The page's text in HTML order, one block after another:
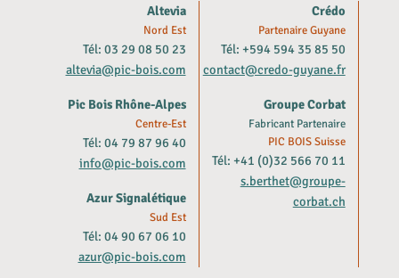
Altevia
Nord Est
Tél: 03 29 08 50 23
altevia@pic-bois.com
Pic Bois Rhône-Alpes
Centre-Est
Tél: 04 79 87 96 40
info@pic-bois.com
Azur Signalétique
Sud Est
Tél: 04 90 67 06 10
azur@pic-bois.com
Crédo
Partenaire Guyane
Tél: +594 594 35 85 50
contact@credo-guyane.fr
Groupe Corbat
Fabricant Partenaire
PIC BOIS Suisse
Tél: +41 (0)32 566 70 11
s.berthet@groupe-
corbat.ch